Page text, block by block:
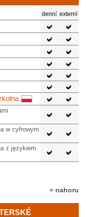
denní externí
w cyfrowym
z językiem
» nahoru